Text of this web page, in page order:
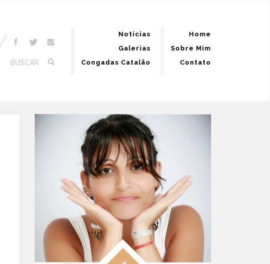
BUSCAR
Notícias
Galerias
Congadas Catalão
Home
Sobre Mim
Contato